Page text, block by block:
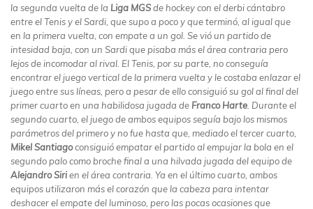
la segunda vuelta de la Liga MGSde hockey con el derbi cántabro
entre el Tenis y el Sardi, que supo a poco y que terminó, al igual que
en la primera vuelta, con empate a un gol. Se vió un partido de
intesidad baja, con un Sardi que pisaba más el área contraria pero
lejos de incomodar al rival. El Tenis, por su parte, no conseguía
encontrar el juego vertical de la primera vuelta y le costaba enlazar el
juego entre sus líneas, pero a pesar de ello consiguió su gol al final del
primer cuarto en una habilidosa jugada de Franco Harte . Durante el
segundo cuarto, el juego de ambos equipos seguía bajo los mismos
parámetros del primero y no fue hasta que, mediado el tercer cuarto,
Mikel Santiagoconsiguió empatar el partido al empujar la bola en el
segundo palo como broche final a una hilvada jugada del equipo de
Alejandro Sirien el área contraria. Ya en el último cuarto, ambos
equipos utilizaron más el corazón que la cabeza para intentar
deshacer el empate del luminoso, pero las pocas ocasiones que